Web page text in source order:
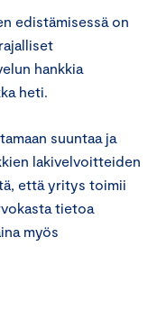
edistämisessä on
hankkia
heti.
suuntaa ja
lakivelvoitteiden
että yritys toimii
tietoa
myös